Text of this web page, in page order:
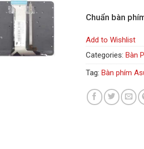
Chuẩn bàn
Add to Wishlist
Categories: Bàn
Tag: Bàn phím